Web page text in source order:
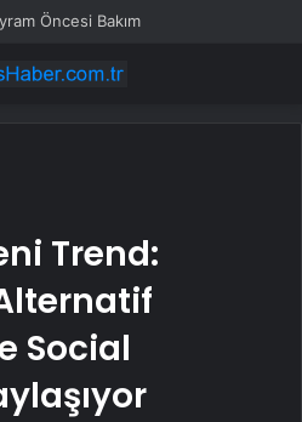
Öncesi Bakım
Trend:
Social